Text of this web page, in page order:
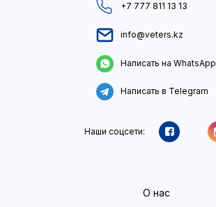
+7 777 811 13 13
info@veters.kz
Написать на WhatsApp
Написать в Telegram
Наши соцсети:
О нас